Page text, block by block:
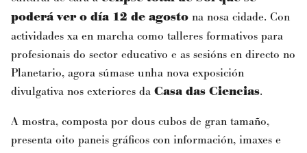
poderá ver o día 12 de agosto na nosa cidade. Con
actividades xa en marcha como talleres formativos para
profesionais do sector educativo e as sesións en directo no
Planetario, agora súmase unha nova exposición
divulgativa nos exteriores da Casa das Ciencias.
A mostra, composta por dous cubos de gran tamaño,
presenta oito paneis gráficos con información, imaxes e